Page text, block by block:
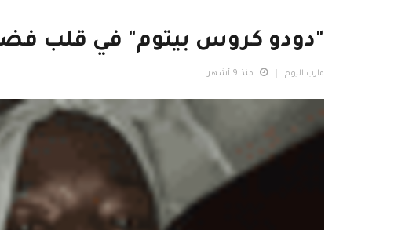
"دودو كروس بيتوم" في قلب
مارب اليوم منذ 9 أشهر